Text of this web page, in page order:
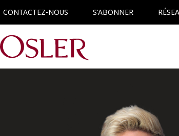
CONTACTEZ-NOUS S'ABONNER
Main Navigation